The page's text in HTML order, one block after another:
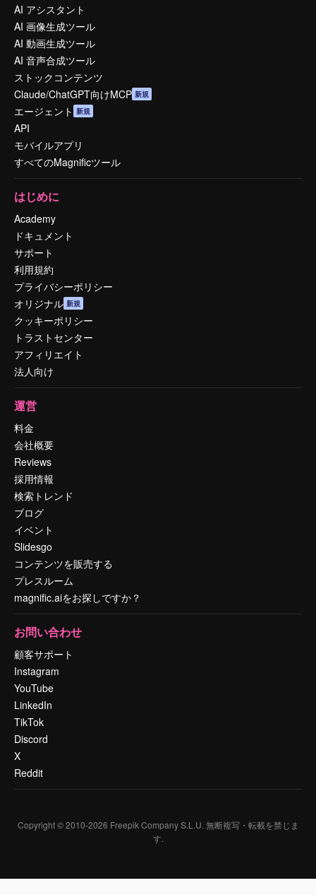
AI アシスタント
AI 画像生成ツール
AI 動画生成ツール
AI 音声合成ツール
ストックコンテンツ
Claude/ChatGPT向けMCP 新規
エージェント 新規
API
モバイルアプリ
すべてのMagnificツール
はじめに
Academy
ドキュメント
サポート
利用規約
プライバシーポリシー
オリジナル 新規
クッキーポリシー
トラストセンター
アフィリエイト
法人向け
運営
料金
会社概要
Reviews
採用情報
検索トレンド
ブログ
イベント
Slidesgo
コンテンツを販売する
プレスルーム
magnific.aiをお探しですか？
お問い合わせ
顧客サポート
Instagram
YouTube
LinkedIn
TikTok
Discord
X
Reddit
Copyright © 2010-2026 Freepik Company S.L.U. 無断複写・転載を禁じま
す.